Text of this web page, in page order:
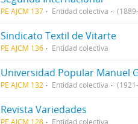
PE AJCM 137 Entidad colectiva
Sindicato Textil de Vitarte
PE AJCM 136 Entidad colectiva
Universidad Popular Manuel
PE AJCM 132 Entidad colectiva (1921-
Revista Variedades
PE AJCM 128 Entidad colectiva